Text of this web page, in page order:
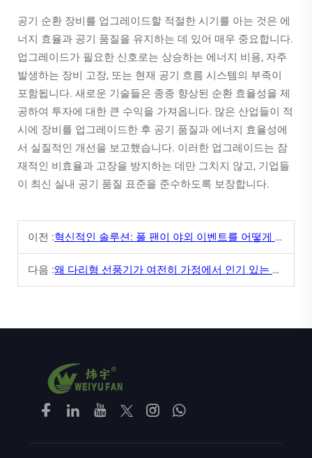
공기 순환 장비를 업그레이드할 적절한 시기를 아는 것은 에
너지 효율과 공기 품질을 유지하는 데 있어 매우 중요합니다.
업그레이드가 필요한 신호로는 상승하는 에너지 비용, 자주
발생하는 장비 고장, 또는 현재 공기 흐름 시스템의 부족이
포함됩니다. 새로운 기술들은 종종 향상된 순환 효율성을 제
공하여 투자에 대한 큰 수익을 가져옵니다. 많은 산업들이 적
시에 장비를 업그레이드한 후 공기 품질과 에너지 효율성에
서 실질적인 개선을 보고했습니다. 이러한 업그레이드는 잠
재적인 비효율과 고장을 방지하는 데만 그치지 않고, 기업들
이 최신 실내 공기 품질 표준을 준수하도록 보장합니다.
이전 :혁신적인 솔루션: 폴 팬이 야외 이벤트를 어떻게 변화시킬 수 있는가
다음 :왜 다리형 선풍기가 여전히 가정에서 인기 있는 선택인가